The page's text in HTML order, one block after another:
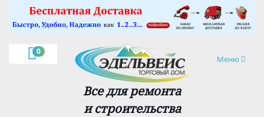
0
Навигация
Меню
Все для ремонта
и строительства
×